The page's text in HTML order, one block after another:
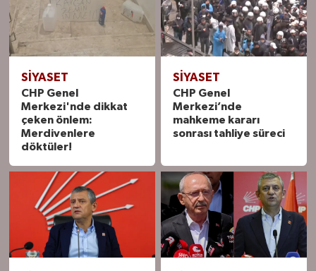
SIYASET
CHP Genel
Merkezi'nde dikkat
çeken önlem:
Merdivenlere
döktüler!
SIYASET
CHP Genel
Merkezi’nde
mahkeme kararı
sonrası tahliye süreci